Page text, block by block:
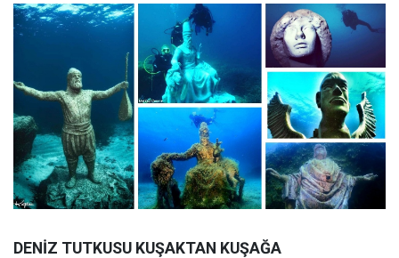
DENİZ TUTKUSU KUŞAKTAN KUŞAĞA